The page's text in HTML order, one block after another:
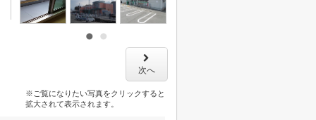
次へ
※ご覧になりたい写真をクリックすると
拡大されて表示されます。